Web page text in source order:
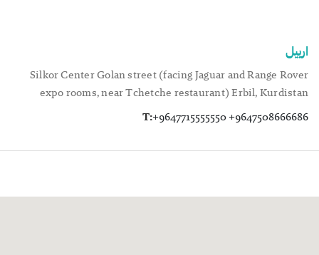
اربيل
Silkor Center Golan street (facing Jaguar and Range Rover
expo rooms, near Tchetche restaurant) Erbil, Kurdistan
T:+9647715555550 +9647508666686